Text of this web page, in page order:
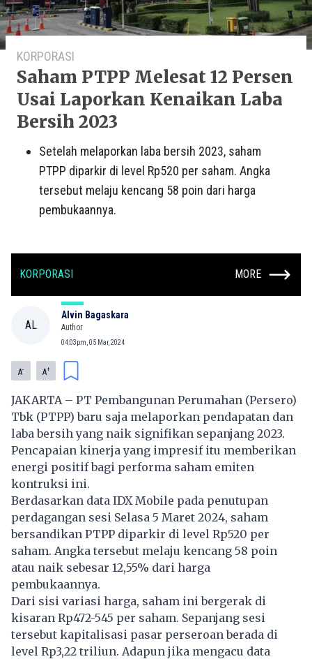
KORPORASI
Saham PTPP Melesat 12 Persen
Usai Laporkan Kenaikan Laba
Bersih 2023
Setelah melaporkan laba bersih 2023, saham
PTPP diparkir di level Rp520 per saham. Angka
tersebut melaju kencang 58 poin dari harga
pembukaannya.
KORPORASI MORE
AL
Alvin Bagaskara
Author
04:03pm, 05 Mar, 2024
A- A+
JAKARTA – PT Pembangunan Perumahan (Persero)
Tbk (PTPP) baru saja melaporkan pendapatan dan
laba bersih yang naik signifikan sepanjang 2023.
Pencapaian kinerja yang impresif itu memberikan
energi positif bagi performa saham emiten
kontruksi ini.
Berdasarkan data IDX Mobile pada penutupan
perdagangan sesi Selasa 5 Maret 2024, saham
bersandikan PTPP diparkir di level Rp520 per
saham. Angka tersebut melaju kencang 58 poin
atau naik sebesar 12,55% dari harga
pembukaannya.
Dari sisi variasi harga, saham ini bergerak di
kisaran Rp472-545 per saham. Sepanjang sesi
tersebut kapitalisasi pasar perseroan berada di
level Rp3,22 triliun. Adapun jika mengacu data